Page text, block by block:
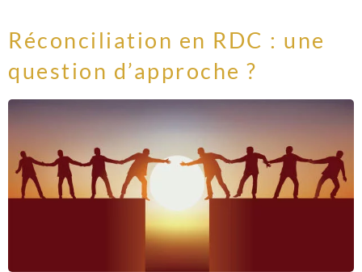
Réconciliation en RDC : une
question d’approche ?